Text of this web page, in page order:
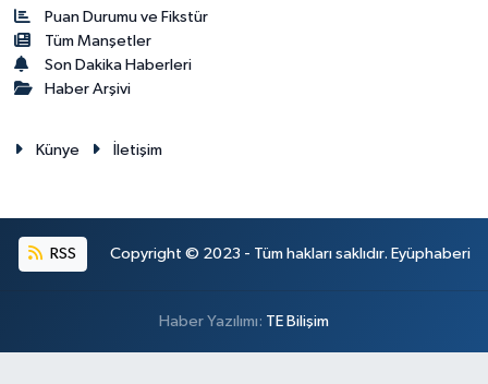
Puan Durumu ve Fikstür
Tüm Manşetler
Son Dakika Haberleri
Haber Arşivi
Künye İletişim
RSS Copyright © 2023 - Tüm hakları saklıdır. Eyüphaberi
Haber Yazılımı: TE Bilişim